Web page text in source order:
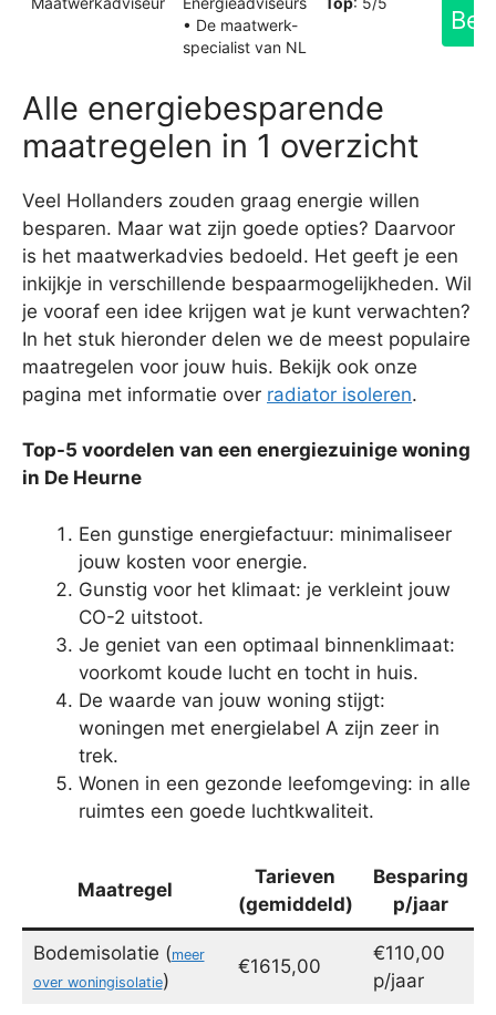
• De maatwerk-
specialist van NL
Alle energiebesparende
maatregelen in 1 overzicht
Veel Hollanders zouden graag energie willen
besparen. Maar wat zijn goede opties? Daarvoor
is het maatwerkadvies bedoeld. Het geeft je een
inkijkje in verschillende bespaarmogelijkheden. Wil
je vooraf een idee krijgen wat je kunt verwachten?
In het stuk hieronder delen we de meest populaire
maatregelen voor jouw huis. Bekijk ook onze
pagina met informatie over radiator isoleren.
Top-5 voordelen van een energiezuinige woning
in De Heurne
Een gunstige energiefactuur: minimaliseer
jouw kosten voor energie.
Gunstig voor het klimaat: je verkleint jouw
CO-2 uitstoot.
Je geniet van een optimaal binnenklimaat:
voorkomt koude lucht en tocht in huis.
De waarde van jouw woning stijgt:
woningen met energielabel A zijn zeer in
trek.
Wonen in een gezonde leefomgeving: in alle
ruimtes een goede luchtkwaliteit.
Maatregel
Tarieven
(gemiddeld)
Besparing
p/jaar
Bodemisolatie (meer
over woningisolatie)
€1615,00
€110,00
p/jaar